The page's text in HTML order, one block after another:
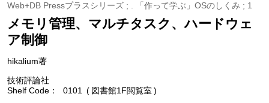
Web+DB Pressプラスシリーズ ; . 「作って学ぶ」OSのしくみ ; 1
メモリ管理、マルチタスク、ハードウェ
ア制御
hikalium著
技術評論社
Shelf Code
0101 図書館1F閲覧室